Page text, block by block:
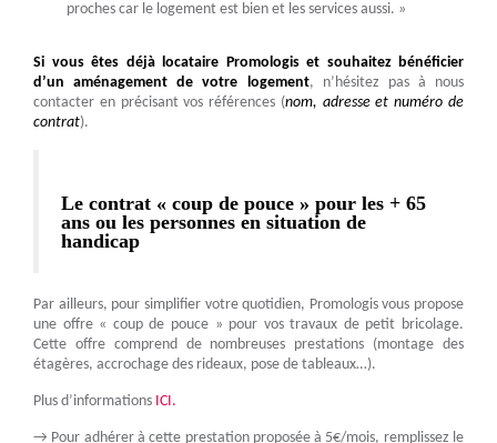
proches car le logement est bien et les services aussi. »
Si vous êtes déjà locataire Promologis et souhaitez bénéficier
d’un aménagement de votre logement, n’hésitez pas à nous
contacter en précisant vos références (nom, adresse et numéro de
contrat).
Le contrat « coup de pouce » pour les + 65
ans ou les personnes en situation de
handicap
Par ailleurs, pour simplifier votre quotidien, Promologis vous propose
une offre « coup de pouce » pour vos travaux de petit bricolage.
Cette offre comprend de nombreuses prestations (montage des
étagères, accrochage des rideaux, pose de tableaux…).
Plus d’informations ICI.
→ Pour adhérer à cette prestation proposée à 5€/mois, remplissez le